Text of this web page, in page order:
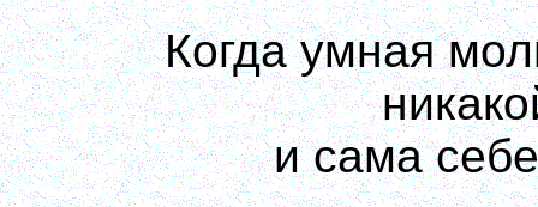
Когда умная
и сама